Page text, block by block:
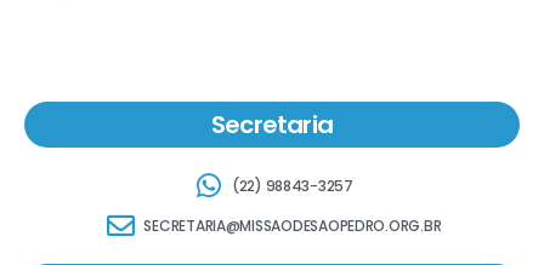
Secretaria
(22) 98843-3257
SECRETARIA@MISSAODESAOPEDRO.ORG.BR